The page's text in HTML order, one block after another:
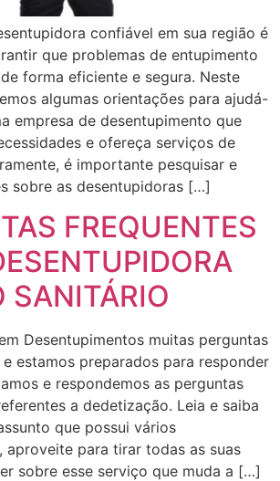
confiável em sua região é
que problemas de entupimento
forma eficiente e segura. Neste
algumas orientações para ajudá-
empresa de desentupimento que
e ofereça serviços de
é importante pesquisar e
sobre as desentupidoras […]
FREQUENTES
SANITÁRIO
Desentupimentos muitas perguntas
estamos preparados para responder
e respondemos as perguntas
a dedetização. Leia e saiba
que possui vários
aproveite para tirar todas as suas
sobre esse serviço que muda a […]